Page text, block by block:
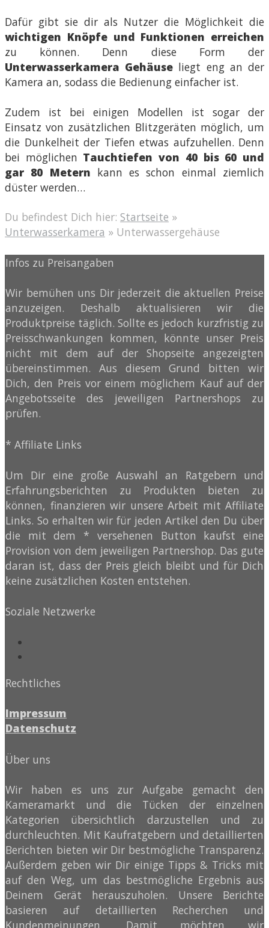
Dafür gibt sie dir als Nutzer die Möglichkeit die
wichtigen Knöpfe und Funktionen erreichen
zu können. Denn diese Form der
Unterwasserkamera Gehäuse liegt eng an der
Kamera an, sodass die Bedienung einfacher ist.
Zudem ist bei einigen Modellen ist sogar der
Einsatz von zusätzlichen Blitzgeräten möglich, um
die Dunkelheit der Tiefen etwas aufzuhellen. Denn
bei möglichen Tauchtiefen von 40 bis 60 und
gar 80 Metern kann es schon einmal ziemlich
düster werden…
Du befindest Dich hier: Startseite »
Unterwasserkamera » Unterwassergehäuse
Infos zu Preisangaben
Wir bemühen uns Dir jederzeit die aktuellen Preise
anzuzeigen. Deshalb aktualisieren wir die
Produktpreise täglich. Sollte es jedoch kurzfristig zu
Preisschwankungen kommen, könnte unser Preis
nicht mit dem auf der Shopseite angezeigten
übereinstimmen. Aus diesem Grund bitten wir
Dich, den Preis vor einem möglichem Kauf auf der
Angebotsseite des jeweiligen Partnershops zu
prüfen.
* Affiliate Links
Um Dir eine große Auswahl an Ratgebern und
Erfahrungsberichten zu Produkten bieten zu
können, finanzieren wir unsere Arbeit mit Affiliate
Links. So erhalten wir für jeden Artikel den Du über
die mit dem * versehenen Button kaufst eine
Provision von dem jeweiligen Partnershop. Das gute
daran ist, dass der Preis gleich bleibt und für Dich
keine zusätzlichen Kosten entstehen.
Soziale Netzwerke
Rechtliches
Impressum
Datenschutz
Über uns
Wir haben es uns zur Aufgabe gemacht den
Kameramarkt und die Tücken der einzelnen
Kategorien übersichtlich darzustellen und zu
durchleuchten. Mit Kaufratgebern und detaillierten
Berichten bieten wir Dir bestmögliche Transparenz.
Außerdem geben wir Dir einige Tipps & Tricks mit
auf den Weg, um das bestmögliche Ergebnis aus
Deinem Gerät herauszuholen. Unsere Berichte
basieren auf detaillierten Recherchen und